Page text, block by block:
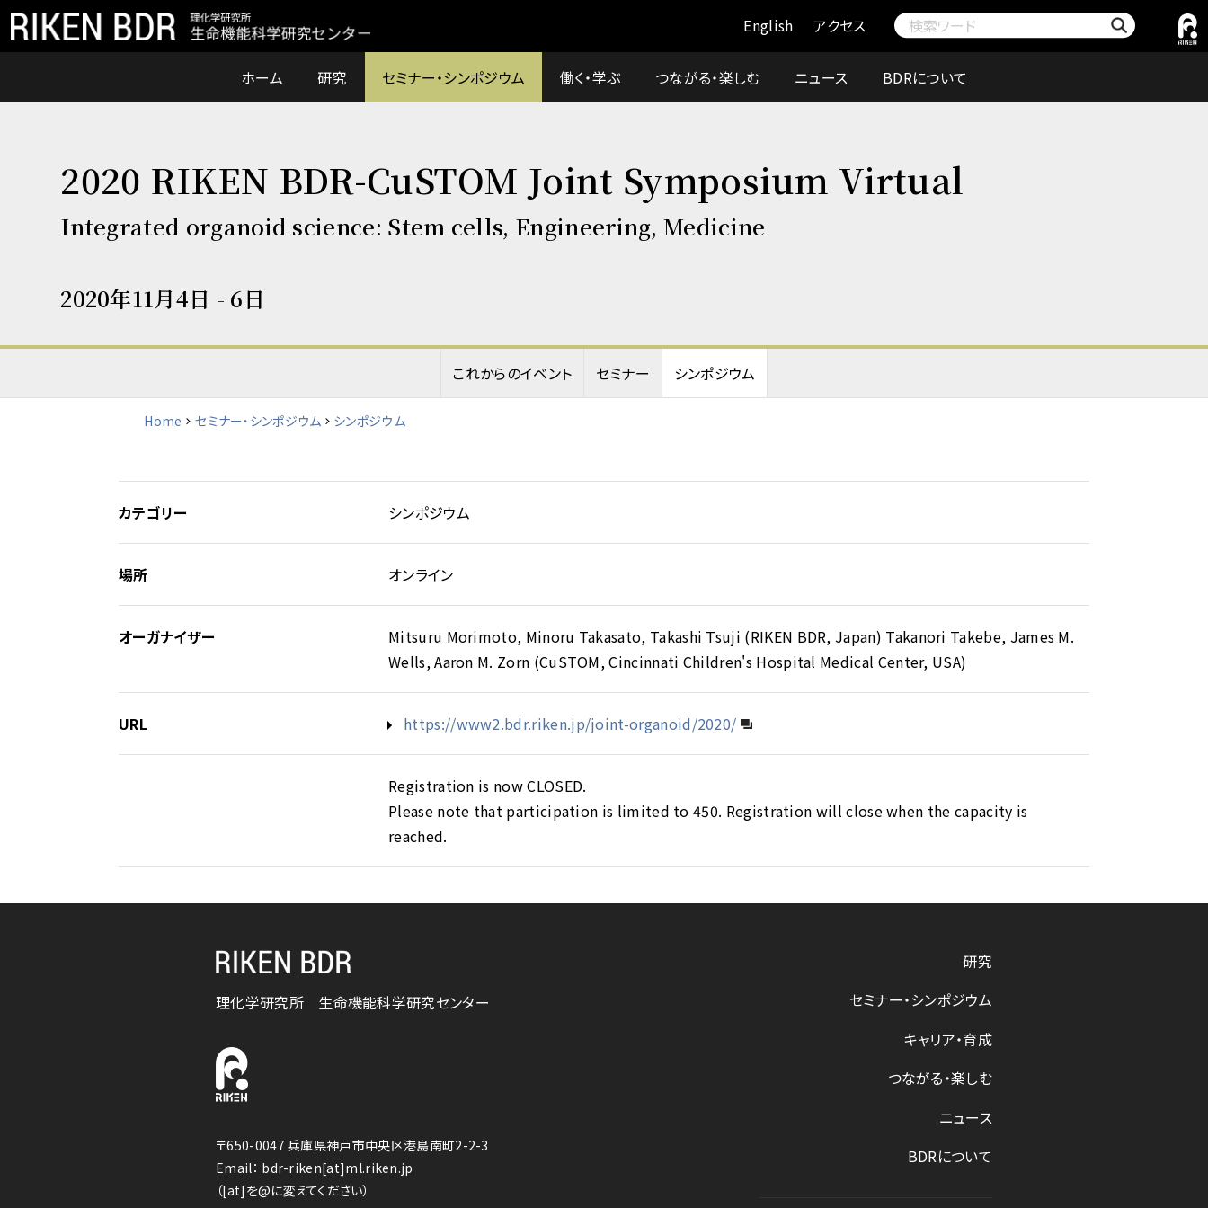
English アクセス
ホーム 研究 セミナー・シンポジウム 働く・学ぶ つながる・楽しむ ニュース BDRについて
2020 RIKEN BDR-CuSTOM Joint Symposium Virtual
Integrated organoid science: Stem cells, Engineering, Medicine
2020年11月4日 - 6日
これからのイベント セミナー シンポジウム
Home セミナー・シンポジウム シンポジウム
カテゴリー シンポジウム
場所 オンライン
オーガナイザー
Mitsuru Morimoto, Minoru Takasato, Takashi Tsuji (RIKEN BDR, Japan) Takanori Takebe, James M.
Wells, Aaron M. Zorn (CuSTOM, Cincinnati Children's Hospital Medical Center, USA)
URL https://www2.bdr.riken.jp/joint-organoid/2020/
Registration is now CLOSED.
Please note that participation is limited to 450. Registration will close when the capacity is
reached.
研究
セミナー・シンポジウム
キャリア・育成
つながる・楽しむ
ニュース
BDRについて
理化学研究所 生命機能科学研究センター
〒650-0047 兵庫県神戸市中央区港島南町2-2-3
Email： bdr-riken[at]ml.riken.jp
（[at]を@に変えてください）